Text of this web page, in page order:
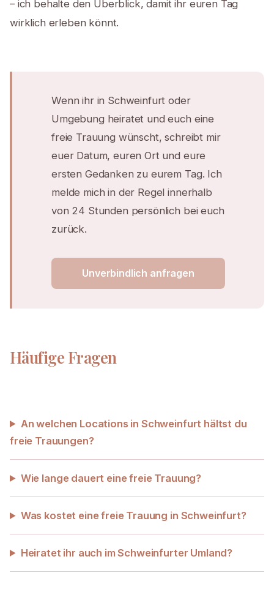
– ich behalte den Überblick, damit ihr euren Tag
wirklich erleben könnt.
Wenn ihr in Schweinfurt oder
Umgebung heiratet und euch eine
freie Trauung wünscht, schreibt mir
euer Datum, euren Ort und eure
ersten Gedanken zu eurem Tag. Ich
melde mich in der Regel innerhalb
von 24 Stunden persönlich bei euch
zurück.
Unverbindlich anfragen
Häufige Fragen
An welchen Locations in Schweinfurt hältst du
freie Trauungen?
Wie lange dauert eine freie Trauung?
Was kostet eine freie Trauung in Schweinfurt?
Heiratet ihr auch im Schweinfurter Umland?